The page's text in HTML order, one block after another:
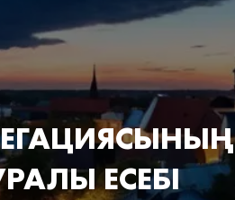
ЕСЕБІ